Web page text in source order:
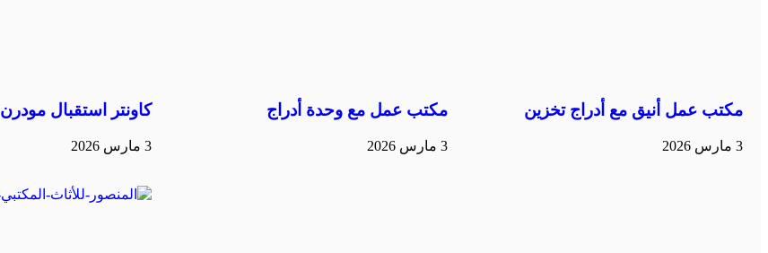
مكتب عمل أنيق مع أدراج تخزين
3 مارس 2026
مكتب عمل مع وحدة أدراج
3 مارس 2026
كاونتر استقبال مودرن
3 مارس 2026